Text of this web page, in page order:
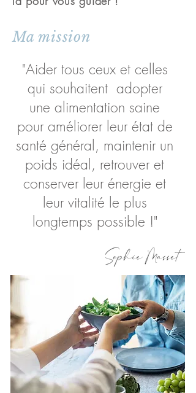
Ma mission
"Aider tous ceux et celles
qui souhaitent adopter
une alimentation saine
pour améliorer leur état de
santé général, maintenir un
poids idéal, retrouver et
conserver leur énergie et
leur vitalité le plus
longtemps possible !"